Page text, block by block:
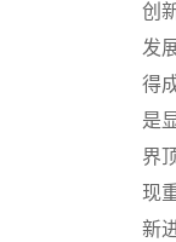
创
发
得
是
界
现
新